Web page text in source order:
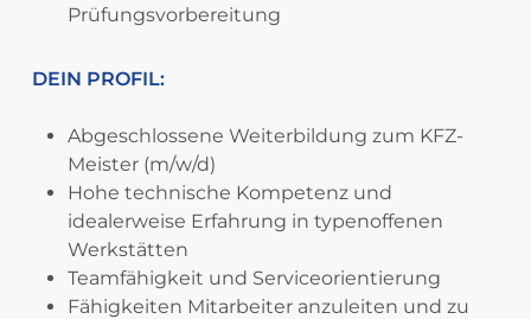
Prüfungsvorbereitung
DEIN PROFIL:
Abgeschlossene Weiterbildung zum KFZ-
Meister (m/w/d)
Hohe technische Kompetenz und
idealerweise Erfahrung in typenoffenen
Werkstätten
Teamfähigkeit und Serviceorientierung
Fähigkeiten Mitarbeiter anzuleiten und zu